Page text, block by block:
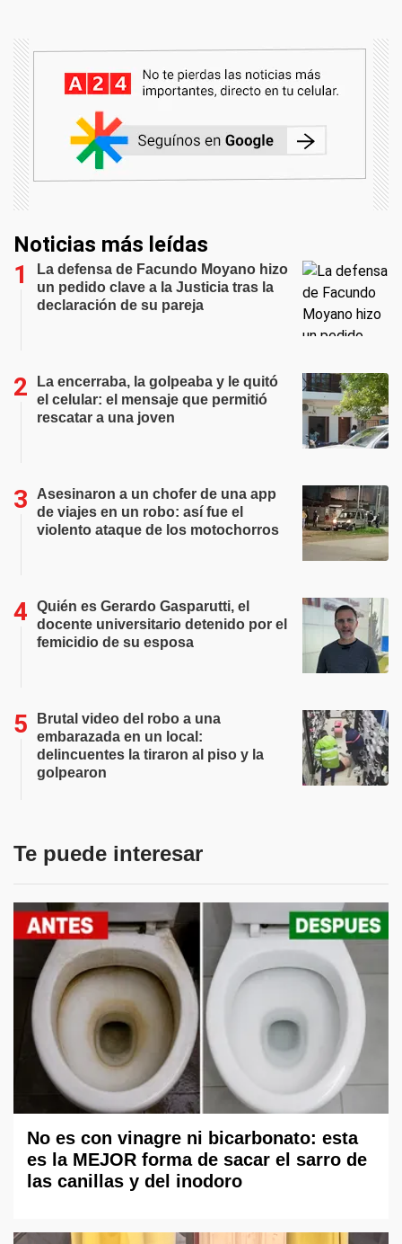
Noticias más leídas
La defensa de Facundo Moyano hizo
un pedido clave a la Justicia tras la
declaración de su pareja
La encerraba, la golpeaba y le quitó
el celular: el mensaje que permitió
rescatar a una joven
Asesinaron a un chofer de una app
de viajes en un robo: así fue el
violento ataque de los motochorros
Quién es Gerardo Gasparutti, el
docente universitario detenido por el
femicidio de su esposa
Brutal video del robo a una
embarazada en un local:
delincuentes la tiraron al piso y la
golpearon
Te puede interesar
No es con vinagre ni bicarbonato: esta
es la MEJOR forma de sacar el sarro de
las canillas y del inodoro